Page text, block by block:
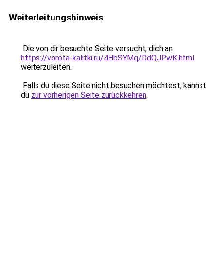
Weiterleitungshinweis
Die von dir besuchte Seite versucht, dich an
https://vorota-kalitki.ru/4HbSYMq/DdQJPwK.html
weiterzuleiten.
Falls du diese Seite nicht besuchen möchtest, kannst
du zur vorherigen Seite zurückkehren.